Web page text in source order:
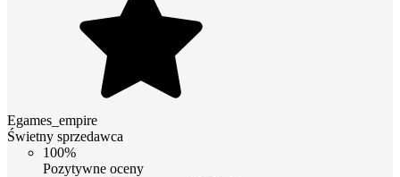
Egames_empire
Świetny sprzedawca
100%
Pozytywne oceny